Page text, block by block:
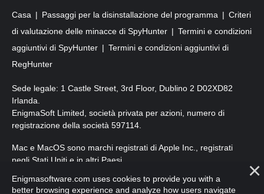
Casa Passaggi per la disinstallazione del programma
Criteri
di valutazione delle minacce di SpyHunter
Termini e condizioni
aggiuntivi di SpyHunter
Termini e condizioni aggiuntivi di
RegHunter
Sede legale: 1 Castle Street, 3rd Floor, Dublino 2 D02XD82
Irlanda.
EnigmaSoft Limited, società privata per azioni, numero di
registrazione della società 597114.
Mac e MacOS sono marchi registrati di Apple Inc., registrati
negli Stati Uniti e in altri Paesi.
Copyright 2016-2026. EnigmaSoft Ltd. Tutti i diritti riservati.
Enigmasoftware.com uses cookies to provide you with a
better browsing experience and analyze how users navigate